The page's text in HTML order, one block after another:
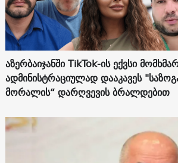
აზერბაიჯანში TikTok-ის ექვსი
ადმინისტრაციულად დააკავეს
მორალის“ დარღვევის ბრალდებით